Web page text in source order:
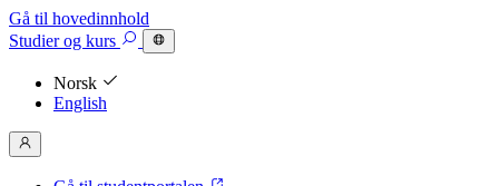
Gå til hovedinnhold
Studierog kurs
Norsk
English